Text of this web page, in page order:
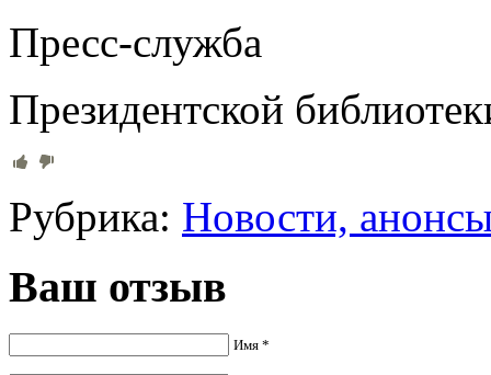
Пресс-служба
Президентской
Рубрика: Новости,
Ваш отзыв
Имя *